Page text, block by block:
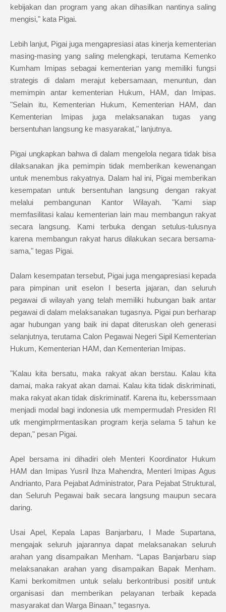
kebijakan dan program yang akan dihasilkan nantinya saling
mengisi," kata Pigai.
Lebih lanjut, Pigai juga mengapresiasi atas kinerja kementerian
masing-masing yang saling melengkapi, terutama Kemenko
Kumham Imipas sebagai kementerian yang memiliki fungsi
strategis di dalam merajut kebersamaan, menuntun, dan
memimpin antar kementerian Hukum, HAM, dan Imipas.
"Selain itu, Kementerian Hukum, Kementerian HAM, dan
Kementerian Imipas juga melaksanakan tugas yang
bersentuhan langsung ke masyarakat," lanjutnya.
Pigai ungkapkan bahwa di dalam mengelola negara tidak bisa
dilaksanakan jika pemimpin tidak memberikan kewenangan
untuk menembus rakyatnya. Dalam hal ini, Pigai memberikan
kesempatan untuk bersentuhan langsung dengan rakyat
melalui pembangunan Kantor Wilayah. "Kami siap
memfasilitasi kalau kementerian lain mau membangun rakyat
secara langsung. Kami terbuka dengan setulus-tulusnya
karena membangun rakyat harus dilakukan secara bersama-
sama," tegas Pigai.
Dalam kesempatan tersebut, Pigai juga mengapresiasi kepada
para pimpinan unit eselon I beserta jajaran, dan seluruh
pegawai di wilayah yang telah memiliki hubungan baik antar
pegawai di dalam melaksanakan tugasnya. Pigai pun berharap
agar hubungan yang baik ini dapat diteruskan oleh generasi
selanjutnya, terutama Calon Pegawai Negeri Sipil Kementerian
Hukum, Kementerian HAM, dan Kementerian Imipas.
"Kalau kita bersatu, maka rakyat akan berstau. Kalau kita
damai, maka rakyat akan damai. Kalau kita tidak diskriminati,
maka rakyat akan tidak diskriminatif. Karena itu, keberssmaan
menjadi modal bagi indonesia utk mempermudah Presiden RI
utk mengimplrmentasikan program kerja selama 5 tahun ke
depan," pesan Pigai.
Apel bersama ini dihadiri oleh Menteri Koordinator Hukum
HAM dan Imipas Yusril Ihza Mahendra, Menteri Imipas Agus
Andrianto, Para Pejabat Administrator, Para Pejabat Struktural,
dan Seluruh Pegawai baik secara langsung maupun secara
daring.
Usai Apel, Kepala Lapas Banjarbaru, I Made Supartana,
mengajak seluruh jajarannya dapat melaksanakan seluruh
arahan yang disampaikan Menham. “Lapas Banjarbaru siap
melaksanakan arahan yang disampaikan Bapak Menham.
Kami berkomitmen untuk selalu berkontribusi positif untuk
organisasi dan memberikan pelayanan terbaik kepada
masyarakat dan Warga Binaan,” tegasnya.